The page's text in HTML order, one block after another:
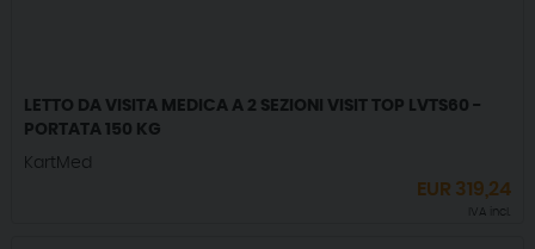
LETTO DA VISITA MEDICA A 2 SEZIONI VISIT TOP LVTS60 -
PORTATA 150 KG
KartMed
EUR 319,24
IVA incl.